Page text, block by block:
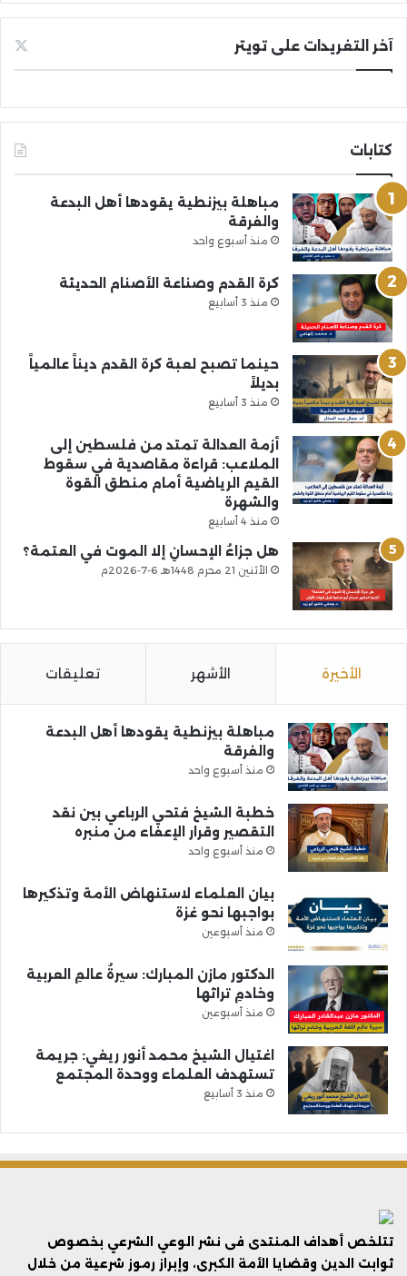
آخر التغريدات على تويتر
كتابات
مباهلة بيزنطية يقودها أهل البدعة
والفرقة
منذ أسبوع واحد
كرة القدم وصناعة الأصنام الحديثة
منذ 3 أسابيع
حينما تصبح لعبة كرة القدم ديناً عالمياً
بديلاً
منذ 3 أسابيع
أزمة العدالة تمتد من فلسطين إلى
الملاعب: قراءة مقاصدية في سقوط
القيم الرياضية أمام منطق القوة
والشهرة
منذ 4 أسابيع
هل جزاءُ الإحسانِ إلا الموت في العتمة؟
الأثنين 21 محرم 1448هـ 6-7-2026م
الأخيرة الأشهر تعليقات
مباهلة بيزنطية يقودها أهل البدعة
والفرقة
منذ أسبوع واحد
خطبة الشيخ فتحي الرباعي بين نقد
التقصير وقرار الإعفاء من منبره
منذ أسبوع واحد
بيان العلماء لاستنهاض الأمة وتذكيرها
بواجبها نحو غزة
منذ أسبوعين
الدكتور مازن المبارك: سيرةُ عالمِ العربية
وخادمِ تراثها
منذ أسبوعين
اغتيال الشيخ محمد أنور ريغي: جريمة
تستهدف العلماء ووحدة المجتمع
منذ 3 أسابيع
تتلخص أهداف المنتدى فى نشر الوعي الشرعي بخصوص
ثوابت الدين وقضايا الأمة الكبرى، وإبراز رموز شرعية من خلال